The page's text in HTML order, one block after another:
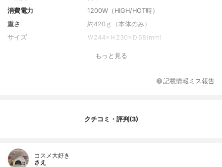
消費電力
1200W（HIGH/HOT時）
重さ
約420ｇ（本体のみ）
サイズ
Ｗ244×Ｈ230×Ｄ68(mm)
もっと見る
記載情報ミス報告
クチコミ・評判(3)
コスメ大好き
さえ